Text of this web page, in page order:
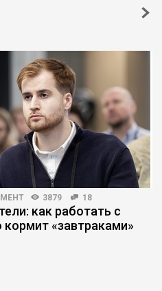
3879 18
как работать с
кормит «завтраками»